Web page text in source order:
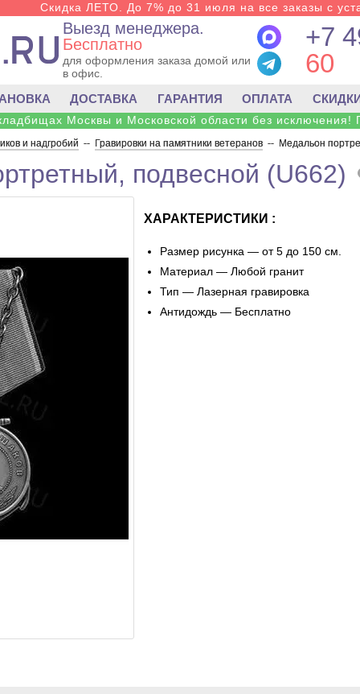
Скидка ЛЕТО. До 7% до 31 июля на все заказы с
Выезд менеджера.
Бесплатно
для оформления заказа домой или
в офис.
+7
60
ДОСТАВКА ГАРАНТИЯ ОПЛАТА
Москвы и Московской области без исключения!
и надгробий -- Гравировки на памятники ветеранов -- Медальон
подвесной (U662)
ХАРАКТЕРИСТИКИ :
Размер рисунка — от 5 до 150 см.
Материал — Любой гранит
Тип — Лазерная гравировка
Антидождь — Бесплатно